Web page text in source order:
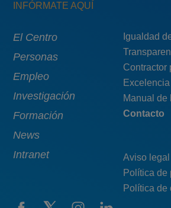
INFÓRMATE AQUÍ
Main
navigation
El Centro
Personas
Empleo
Investigación
Formación
News
Intranet
Menú
pie
top
Igualdad
Contractor
Manual de
Contacto
Aviso legal
Política de
Política de